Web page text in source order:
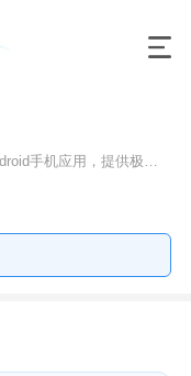
拥有海量免费优质安卓Android手机应用，提供极速下载，汇集最新最火热的安卓应用，好玩的安卓游戏、实用的安卓软件、每日劲爆推荐榜单，各种时下流行热门合辑等，尽在百度手机助手！